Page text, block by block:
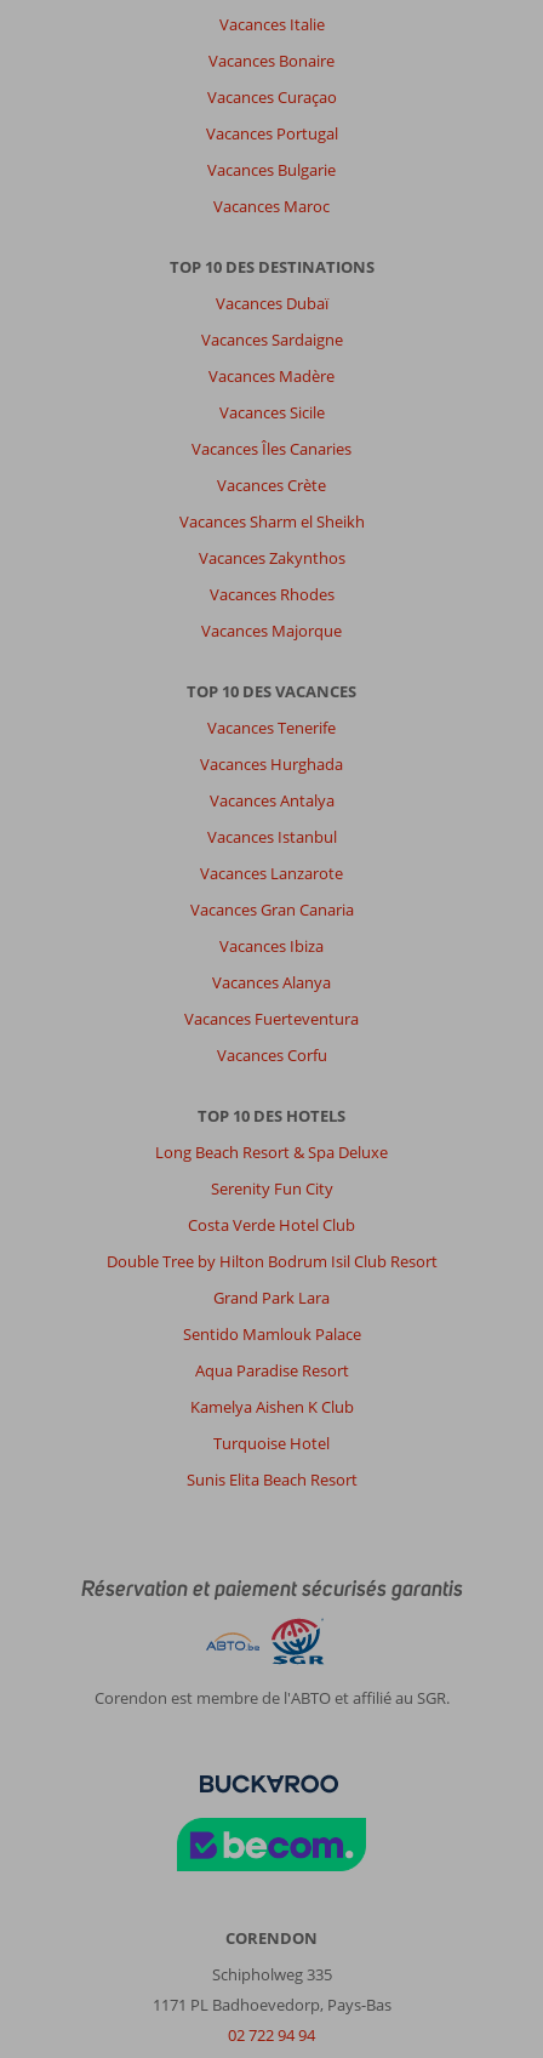
Vacances Italie
Vacances Bonaire
Vacances Curaçao
Vacances Portugal
Vacances Bulgarie
Vacances Maroc
TOP 10 DES DESTINATIONS
Vacances Dubaï
Vacances Sardaigne
Vacances Madère
Vacances Sicile
Vacances Îles Canaries
Vacances Crète
Vacances Sharm el Sheikh
Vacances Zakynthos
Vacances Rhodes
Vacances Majorque
TOP 10 DES VACANCES
Vacances Tenerife
Vacances Hurghada
Vacances Antalya
Vacances Istanbul
Vacances Lanzarote
Vacances Gran Canaria
Vacances Ibiza
Vacances Alanya
Vacances Fuerteventura
Vacances Corfu
TOP 10 DES HOTELS
Long Beach Resort & Spa Deluxe
Serenity Fun City
Costa Verde Hotel Club
Double Tree by Hilton Bodrum Isil Club Resort
Grand Park Lara
Sentido Mamlouk Palace
Aqua Paradise Resort
Kamelya Aishen K Club
Turquoise Hotel
Sunis Elita Beach Resort
Réservation et paiement sécurisés garantis
Corendon est membre de l'ABTO et affilié au SGR.
CORENDON
Schipholweg 335
1171 PL Badhoevedorp, Pays-Bas
02 722 94 94